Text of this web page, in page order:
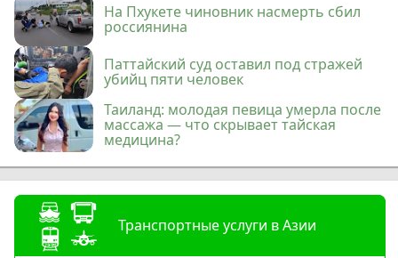
На Пхукете чиновник насмерть сбил
россиянина
Паттайский суд оставил под стражей
убийц пяти человек
Таиланд: молодая певица умерла после
массажа — что скрывает тайская
медицина?
Транспортные услуги в Азии